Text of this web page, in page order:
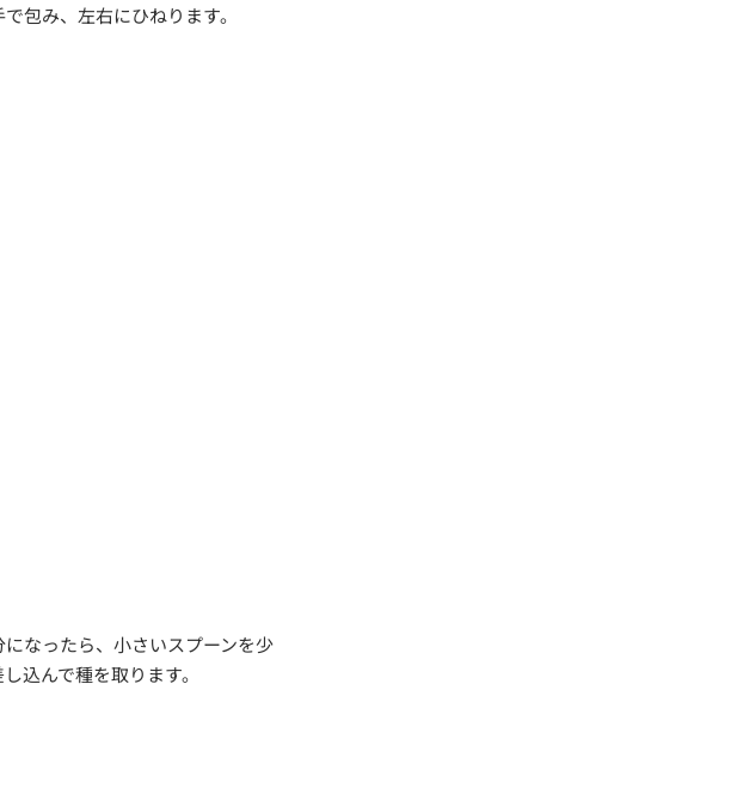
包み、左右にひねります。
なったら、小さいスプーンを少
込んで種を取ります。